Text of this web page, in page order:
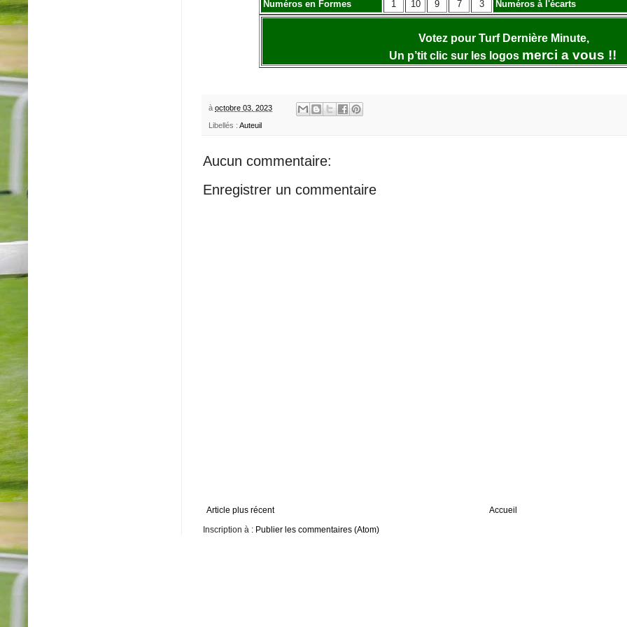
Numéros en Formes
1 10 9 7 3 Numéros à l'écarts
Votez pour Turf Dernière Minute,
Un p’tit clic sur les logos merci a vous !!
à octobre 03, 2023
Libellés : Auteuil
Aucun commentaire:
Enregistrer un commentaire
Article plus récent
Accueil
Inscription à : Publier les commentaires (Atom)